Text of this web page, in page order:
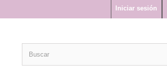
Iniciar sesión